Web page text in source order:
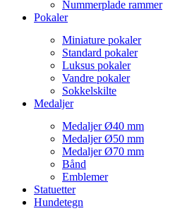
Nummerplade rammer
Pokaler
Miniature pokaler
Standard pokaler
Luksus pokaler
Vandre pokaler
Sokkelskilte
Medaljer
Medaljer Ø40 mm
Medaljer Ø50 mm
Medaljer Ø70 mm
Bånd
Emblemer
Statuetter
Hundetegn